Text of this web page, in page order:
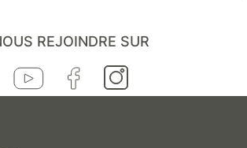
REJOINDRE SUR